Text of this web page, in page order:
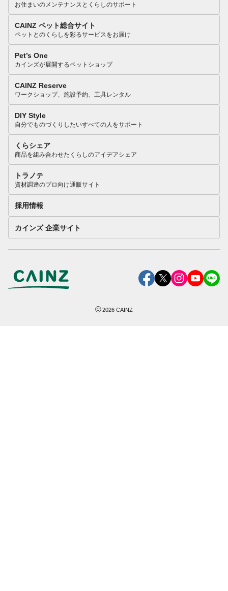
お住まいのメンテナンスとくらしのサポート
CAINZ ペット総合サイト
ペットとのくらしを彩るサービスをお届け
Pet’s One
カインズが展開するペットショップ
CAINZ Reserve
ワークショップ、施設予約、工具レンタル
DIY Style
自分でものづくりしたいすべての人をサポート
くらシェア
商品を組み合わせたくらしのアイデアシェア
トラノテ
資材調達のプロ向け通販サイト
採用情報
カインズ 企業サイト
©2026 CAINZ